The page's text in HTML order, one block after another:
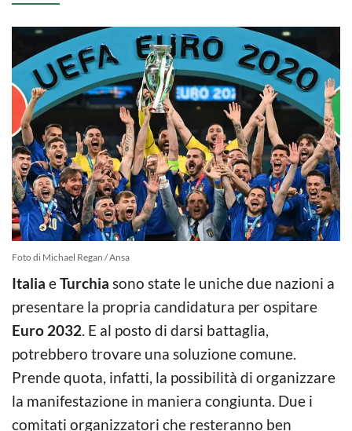
Foto di Michael Regan / Ansa
Italia eTurchia sono state le uniche due nazioni a
presentare la propria candidatura per ospitare
Euro 2032. E al posto di darsi battaglia,
potrebbero trovare una soluzione comune.
Prende quota, infatti, la possibilità di organizzare
la manifestazione in maniera congiunta. Due i
comitati organizzatori che resteranno ben